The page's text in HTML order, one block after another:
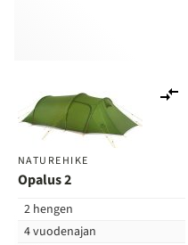
NATUREHIKE
Opalus 2
2 hengen
4 vuodenajan